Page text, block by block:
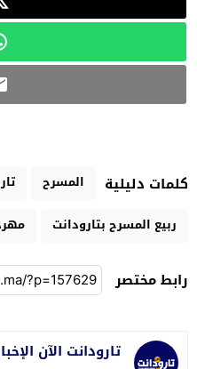
كلمات دليلية المسرح
ربيع المسرح بتارودانت
رابط مختصر
تارودانت الآن